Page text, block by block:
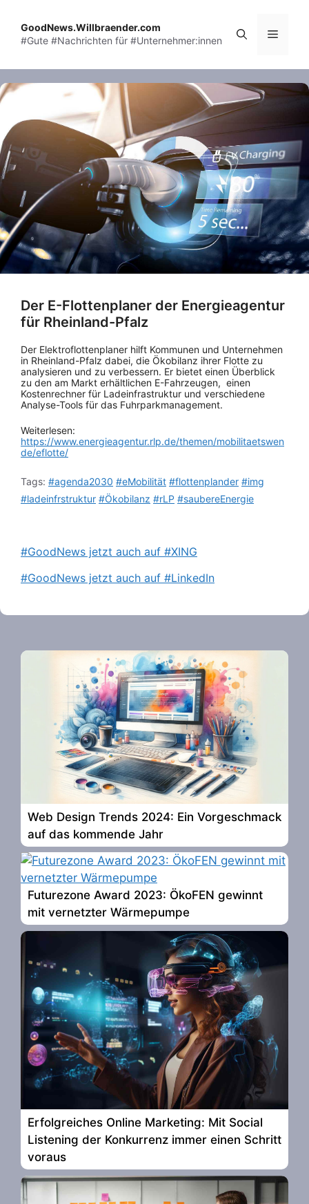
content
GoodNews.Willbraender.com
#Gute #Nachrichten für #Unternehmer:innen
Menu
Der E-Flottenplaner der Energieagentur
für Rheinland-Pfalz
Der Elektroflottenplaner hilft Kommunen und Unternehmen
in Rheinland-Pfalz dabei, die Ökobilanz ihrer Flotte zu
analysieren und zu verbessern. Er bietet einen Überblick
zu den am Markt erhältlichen E-Fahrzeugen, einen
Kostenrechner für Ladeinfrastruktur und verschiedene
Analyse-Tools für das Fuhrparkmanagement.
Weiterlesen:
https://www.energieagentur.rlp.de/themen/mobilitaetswen
de/eflotte/
Tags: #agenda2030 #eMobilität #flottenplander #img
#ladeinfrstruktur #Ökobilanz #rLP #saubereEnergie
#GoodNews jetzt auch auf #XING
#GoodNews jetzt auch auf #LinkedIn
Web Design Trends 2024: Ein Vorgeschmack
auf das kommende Jahr
Futurezone Award 2023: ÖkoFEN gewinnt
mit vernetzter Wärmepumpe
Erfolgreiches Online Marketing: Mit Social
Listening der Konkurrenz immer einen Schritt
voraus